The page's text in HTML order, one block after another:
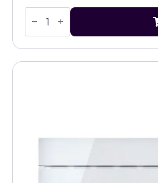
Mitsubishi
Electric
MSZ-
LN25VG2
W